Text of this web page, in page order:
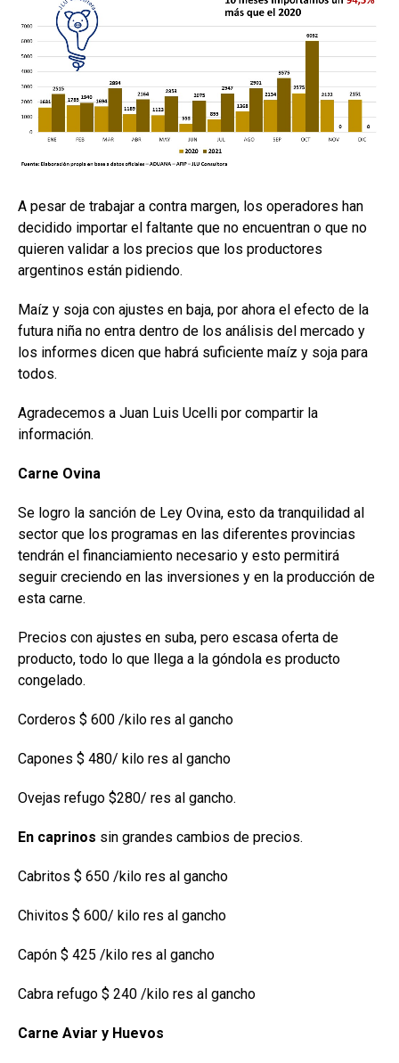
A pesar de trabajar a contra margen, los operadores han
decidido importar el faltante que no encuentran o que no
quieren validar a los precios que los productores
argentinos están pidiendo.
Maíz y soja con ajustes en baja, por ahora el efecto de la
futura niña no entra dentro de los análisis del mercado y
los informes dicen que habrá suficiente maíz y soja para
todos.
Agradecemos a Juan Luis Ucelli por compartir la
información.
Carne Ovina
Se logro la sanción de Ley Ovina, esto da tranquilidad al
sector que los programas en las diferentes provincias
tendrán el financiamiento necesario y esto permitirá
seguir creciendo en las inversiones y en la producción de
esta carne.
Precios con ajustes en suba, pero escasa oferta de
producto, todo lo que llega a la góndola es producto
congelado.
Corderos $ 600 /kilo res al gancho
Capones $ 480/ kilo res al gancho
Ovejas refugo $280/ res al gancho.
En caprinos sin grandes cambios de precios.
Cabritos $ 650 /kilo res al gancho
Chivitos $ 600/ kilo res al gancho
Capón $ 425 /kilo res al gancho
Cabra refugo $ 240 /kilo res al gancho
Carne Aviar y Huevos